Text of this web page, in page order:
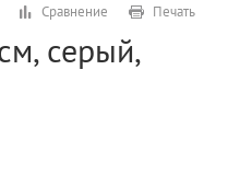
серый,
Сравнение Печать